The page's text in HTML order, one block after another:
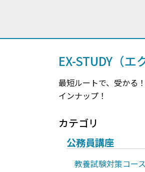
EX-STUDY（エ
最短ルートで、受かる
インナップ！
カテゴリ
公務員講座
教養試験対策コース